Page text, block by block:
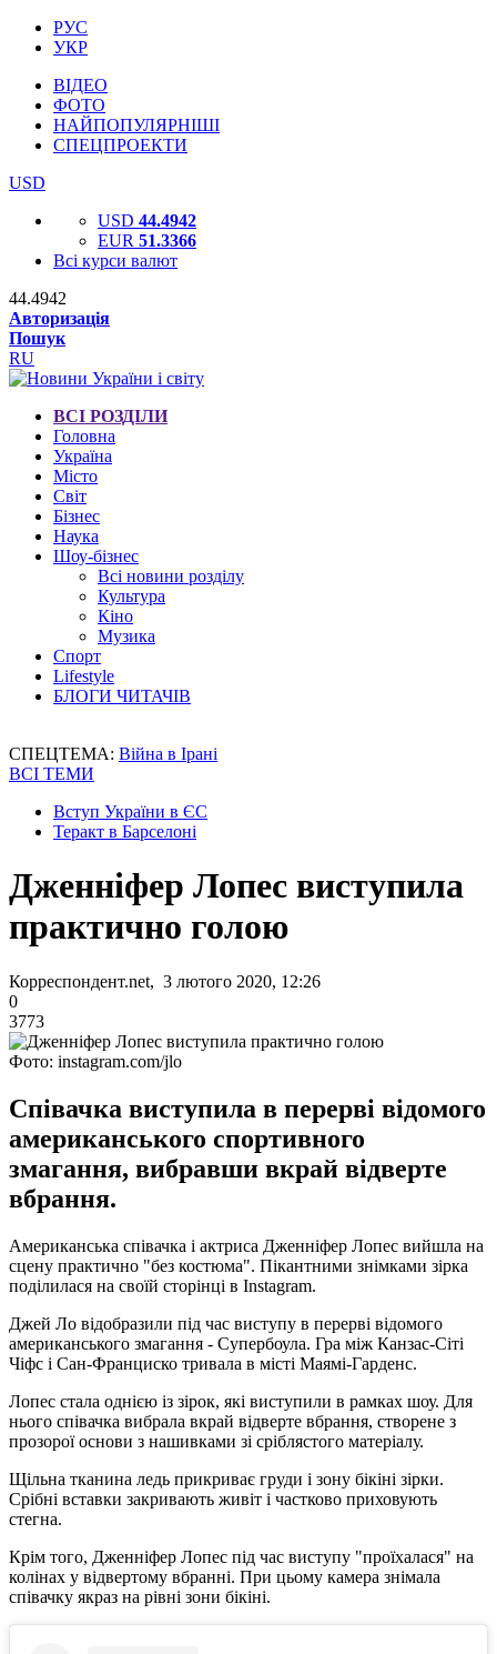
РУС
УКР
ВІДЕО
ФОТО
НАЙПОПУЛЯРНІШІ
СПЕЦПРОЕКТИ
USD
USD 44.4942
EUR 51.3366
Всі курси валют
44.4942
Авторизація
Пошук
RU
ВСІ РОЗДІЛИ
Головна
Україна
Місто
Світ
Бізнес
Наука
Шоу-бізнес
Всі новини розділу
Культура
Кіно
Музика
Спорт
Lifestyle
БЛОГИ ЧИТАЧІВ
СПЕЦТЕМА: Війна в Ірані
ВСІ ТЕМИ
Вступ України в ЄС
Теракт в Барселоні
Дженніфер Лопес виступила
практично голою
Корреспондент.net, 3 лютого 2020, 12:26
0
3773
Фото: instagram.com/jlo
Співачка виступила в перерві відомого
американського спортивного
змагання, вибравши вкрай відверте
вбрання.
Американська співачка і актриса Дженніфер Лопес вийшла на
сцену практично "без костюма". Пікантними знімками зірка
поділилася на своїй сторінці в Instagram.
Джей Ло відобразили під час виступу в перерві відомого
американського змагання - Супербоула. Гра між Канзас-Сіті
Чіфс і Сан-Франциско тривала в місті Маямі-Гарденс.
Лопес стала однією із зірок, які виступили в рамках шоу. Для
нього співачка вибрала вкрай відверте вбрання, створене з
прозорої основи з нашивками зі сріблястого матеріалу.
Щільна тканина ледь прикриває груди і зону бікіні зірки.
Срібні вставки закривають живіт і частково приховують
стегна.
Крім того, Дженніфер Лопес під час виступу "проїхалася" на
колінах у відвертому вбранні. При цьому камера знімала
співачку якраз на рівні зони бікіні.